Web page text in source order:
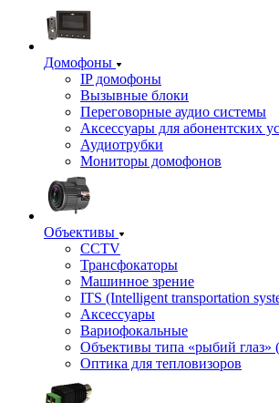
Домофоны
IP домофоны
Вызывные блоки
Переговорные аудио системы
Аксессуары для абонентских
Аудиотрубки
Мониторы домофонов
Объективы
CCTV
Трансфокаторы
Машинное зрение
ITS (Intelligent transportation
Аксессуары
Вариофокальные
Объективы типа «рыбий глаз»
Оптика для тепловизоров